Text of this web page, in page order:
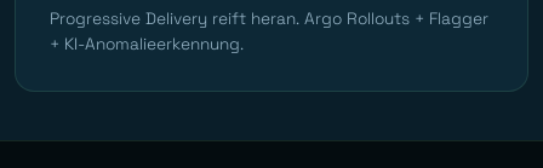
Progressive Delivery reift heran. Argo Rollouts + Flagger
+ KI-Anomalieerkennung.